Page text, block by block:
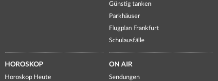
Günstig tanken
Parkhäuser
Flugplan Frankfurt
Schulausfälle
HOROSKOP
Horoskop Heute
ON AIR
Sendungen